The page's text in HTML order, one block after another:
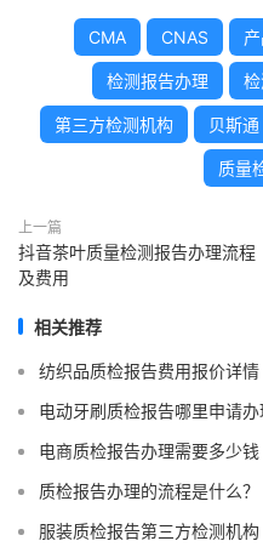
CMA CNAS
检测报告办理
第三方检测机构 贝斯通
质量
上一篇
抖音茶叶质量检测报告办理流程
及费用
相关推荐
纺织品质检报告费用报价详情
电动牙刷质检报告哪里申请办
电商质检报告办理需要多少钱
质检报告办理的流程是什么？
服装质检报告第三方检测机构